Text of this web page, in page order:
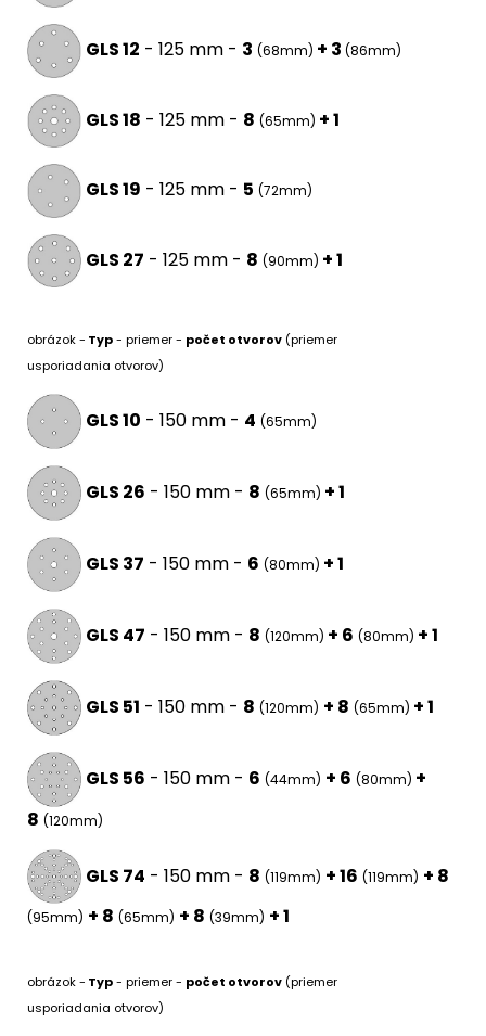
GLS 12 - 125 mm - 3 (68mm) + 3 (86mm)
GLS 18 - 125 mm - 8 (65mm) + 1
GLS 19 - 125 mm - 5 (72mm)
GLS 27 - 125 mm - 8 (90mm) + 1
obrázok - Typ- priemer - počet otvorov (priemer
usporiadania otvorov)
GLS 10 - 150 mm - 4 (65mm)
GLS 26 - 150 mm - 8 (65mm) + 1
GLS 37 - 150 mm - 6 (80mm) + 1
GLS 47 - 150 mm - 8 (120mm) + 6 (80mm) + 1
GLS 51 - 150 mm - 8 (120mm) + 8 (65mm) + 1
GLS 56 - 150 mm - 6 (44mm) + 6 (80mm) +
8 (120mm)
GLS 74 - 150 mm - 8 (119mm) + 16 (119mm) + 8
(95mm) + 8 (65mm) + 8 (39mm) + 1
obrázok - Typ- priemer - počet otvorov (priemer
usporiadania otvorov)